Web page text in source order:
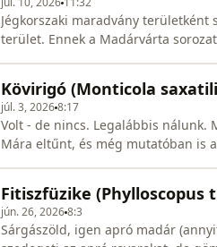
Jégkorszaki maradvány
terület. Ennek a Madárvárta
Pozsgai Nóra
Kövirigó (Monticola
júl. 3, 20268:17
Volt - de nincs. Legalábbis nálunk.
Mára eltűnt, és még mutatóban is
Fitiszfüzike (Phylloscopus
jún. 26, 20268:3
Sárgászöld, igen apró madár